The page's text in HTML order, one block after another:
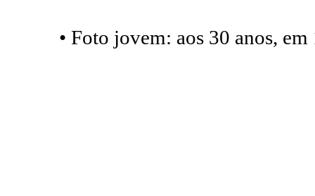
• Foto jovem: aos 30 anos, em